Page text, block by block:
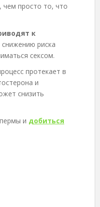
чем просто то, что
к
снижению риска
сексом.
протекает в
и
снизить
и добиться